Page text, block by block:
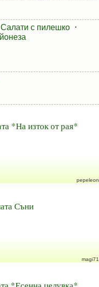
Салати с пилешко ⋅
*На изток от рая*
pepeleon
Съни
magi71